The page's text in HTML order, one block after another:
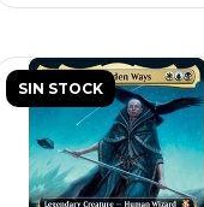
SIN STOCK